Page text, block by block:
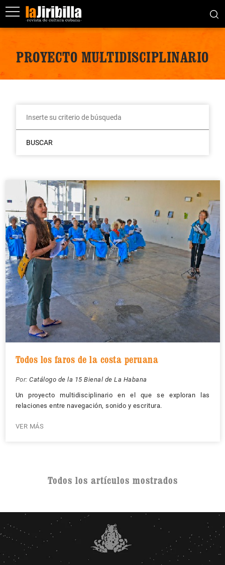
PROYECTO MULTIDISCIPLINARIO
BUSCAR
Todos los faros de la costa peruana
Por: Catálogo de la 15 Bienal de La Habana
Un proyecto multidisciplinario en el que se exploran las
relaciones entre navegación, sonido y escritura.
VER MÁS
Todos los artículos mostrados